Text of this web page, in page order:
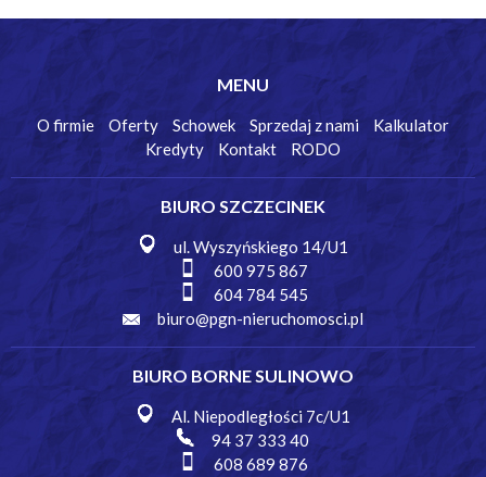
MENU
O firmie Oferty Schowek Sprzedaj z nami
Kalkulator
Kredyty
Kontakt RODO
BIURO SZCZECINEK
ul. Wyszyńskiego 14/U1
600 975 867
604 784 545
biuro@pgn-nieruchomosci.pl
BIURO BORNE SULINOWO
Al. Niepodległości 7c/U1
94 37 333 40
608 689 876